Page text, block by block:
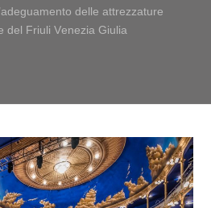
delle attrezzature
del Friuli Venezia Giulia